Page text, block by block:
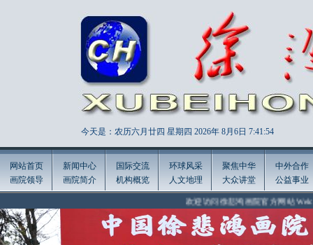
今天是：农历六月廿四 星期四 2026年 8月6日 7:41:56
网站首页
画院领导
新闻中心
画院简介
国际交流
机构概览
环球风采
人文地理
聚焦中华
大众讲堂
中外合作
公益事业
欢迎访问徐悲鸿画院官方网站 Welcome